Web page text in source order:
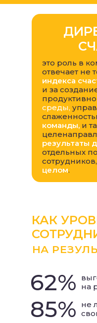
это роль в
отвечает не
индекса
и за
среды,
команды, и
результаты
отдельных
целом.
КАК
62%
на
не
85%
НА